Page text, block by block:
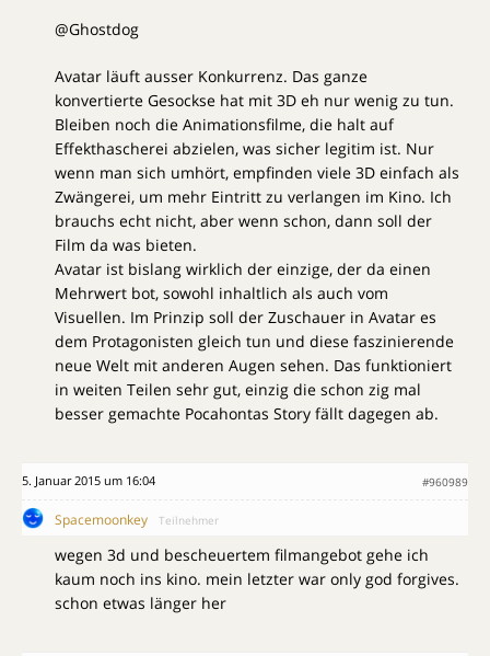
@Ghostdog
Avatar läuft ausser Konkurrenz. Das ganze
konvertierte Gesockse hat mit 3D eh nur wenig zu tun.
Bleiben noch die Animationsfilme, die halt auf
Effekthascherei abzielen, was sicher legitim ist. Nur
wenn man sich umhört, empfinden viele 3D einfach als
Zwängerei, um mehr Eintritt zu verlangen im Kino. Ich
brauchs echt nicht, aber wenn schon, dann soll der
Film da was bieten.
Avatar ist bislang wirklich der einzige, der da einen
Mehrwert bot, sowohl inhaltlich als auch vom
Visuellen. Im Prinzip soll der Zuschauer in Avatar es
dem Protagonisten gleich tun und diese faszinierende
neue Welt mit anderen Augen sehen. Das funktioniert
in weiten Teilen sehr gut, einzig die schon zig mal
besser gemachte Pocahontas Story fällt dagegen ab.
5. Januar 2015 um 16:04 #960989
Spacemoonkey Teilnehmer
wegen 3d und bescheuertem filmangebot gehe ich
kaum noch ins kino. mein letzter war only god forgives.
schon etwas länger her